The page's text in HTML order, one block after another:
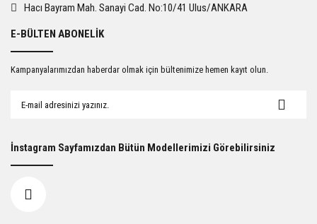
Hacı Bayram Mah. Sanayi Cad. No:10/41 Ulus/ANKARA
E-BÜLTEN ABONELİK
Kampanyalarımızdan haberdar olmak için bültenimize hemen kayıt olun.
İnstagram Sayfamızdan Bütün Modellerimizi Görebilirsiniz